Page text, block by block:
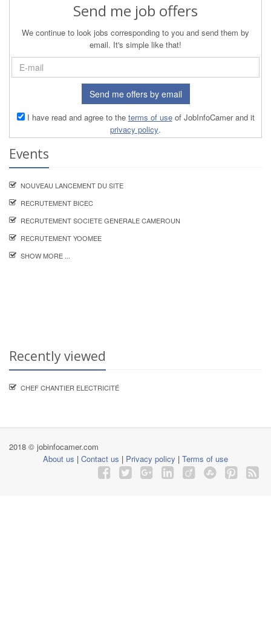
Send me job offers
We continue to look jobs corresponding to you and send them by
email. It's simple like that!
Send me offers by email
I have read and agree to the terms of useof JobInfoCamer and it
privacy policy.
Events
NOUVEAU LANCEMENT DU SITE
RECRUTEMENT BICEC
RECRUTEMENT SOCIETE GENERALE CAMEROUN
RECRUTEMENT YOOMEE
SHOW MORE ...
Recently viewed
CHEF CHANTIER ELECTRICITÉ
2018 © jobinfocamer.com
About us | Contact us | Privacy policy | Terms of use